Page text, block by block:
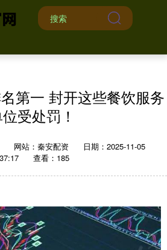
第一 封开这些餐饮服务
受处罚！
网站：秦安配资
日期：2025-11-05
查看：185